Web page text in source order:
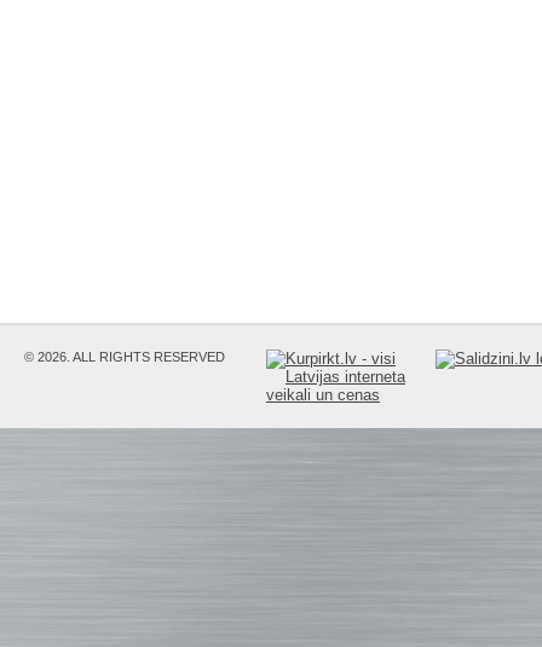
© 2026. ALL RIGHTS RESERVED